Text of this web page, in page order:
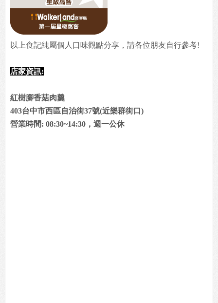
以上食記純屬個人口味觀點分享，請各位朋友自行參考!
店家資訊:
紅樹腳香菇肉羹
403台中市西區自治街37號(近樂群街口)
營業時間: 08:30~14:30，週一公休